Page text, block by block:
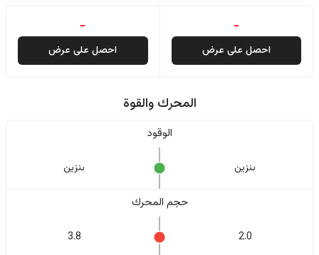
-
احصل على عرض
-
احصل على عرض
المحرك والقوة
الوقود
بنزين بنزين
حجم المحرك
2.0
3.8